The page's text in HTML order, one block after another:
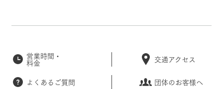
営業時間・
料金 交通アクセス
よくあるご質問
団体のお客様へ